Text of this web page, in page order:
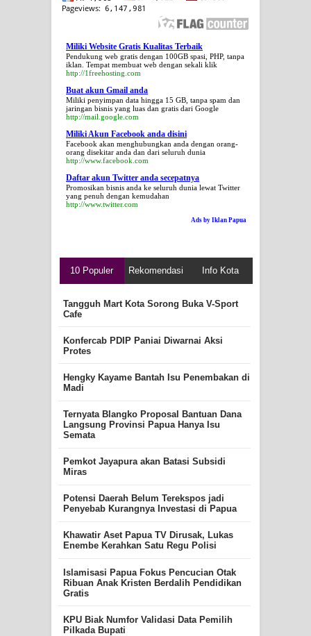
Miliki Website Gratis Kualitas Terbaik
Pendukung web gratis dengan 100GB spasi, PHP, tanpa
iklan. Tempat membuat web dengan sekali klik
http://1freehosting.com
Buat akun Gmail anda
Miliki penyimpan data hingga 15 GB, tanpa spam dan
jaringan bisnis yang luas dan gratis dari Google
http://mail.google.com
Miliki Akun Facebook anda disini
Facebook akan menghubungkan anda dengan orang-
orang disekitar anda dan dari seluruh dunia
http://www.facebook.com
Daftar akun Twitter anda secepatnya
Promosikan bisnis anda ke seluruh dunia lewat Twitter
yang penuh dengan kemudahan
http://www.twitter.com
Ads by Iklan Papua
10 Populer Rekomendasi Info Kota
Tangguh Mart Kota Sorong Buka V-Sport
Cafe
Konfercab PDIP Paniai Diwarnai Aksi
Protes
Hengky Kayame Bantah Isu Penembakan di
Madi
Ternyata Blangko Proposal Bantuan Dana
Langsung Provinsi Papua Hanya Isu
Semata
Pemkot Jayapura akan Batasi Subsidi
Miras
Potensi Daerah Belum Terekspos jadi
Penyebab Kurangnya Investasi di Papua
Khawatir Aset Papua TV Dirusak, Lukas
Enembe Kerahkan Satu Regu Polisi
Islamisasi Papua Fokus Pencucian Otak
Ribuan Anak Kristen Berdalih Pendidikan
Gratis
KPU Biak Numfor Validasi Data Pemilih
Pilkada Bupati